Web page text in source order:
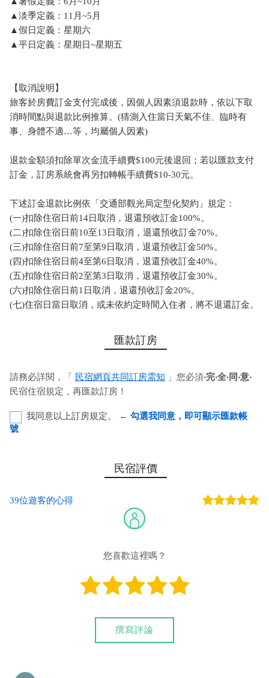
▲淡季定義：11月~5月
▲假日定義：星期六
▲平日定義：星期日~星期五
【取消說明】
旅客於房費訂金支付完成後，因個人因素須退款時，依以下取
消時間點與退款比例推算。(猜測入住當日天氣不佳、臨時有
事、身體不適…等，均屬個人因素)
退款金額須扣除單次金流手續費$100元後退回；若以匯款支付
訂金，訂房系統會再另扣轉帳手續費$10-30元。
下述訂金退款比例依「交通部觀光局定型化契約」規定：
(一)扣除住宿日前14日取消，退還預收訂金100%。
(二)扣除住宿日前10至13日取消，退還預收訂金70%。
(三)扣除住宿日前7至第9日取消，退還預收訂金50%。
(四)扣除住宿日前4至第6日取消，退還預收訂金40%。
(五)扣除住宿日前2至第3日取消，退還預收訂金30%。
(六)扣除住宿日前1日取消，退還預收訂金20%。
(七)住宿日當日取消，或未依約定時間入住者，將不退還訂金。
匯款訂房
請務必詳閱，「 民宿網頁共同訂房需知 」您必須‧完‧全‧同‧意‧
民宿住宿規定，再匯款訂房！
我同意以上訂房規定。
← 勾選我同意，即可顯示匯款帳
號
國泰世華銀行-桃園分行 代號：013 帳號：
03450575056 戶名：沈采蓉
您也可以利用這幾個常用的網路ATM匯款： [ 郵局ATM ]、 [彰銀
民宿評價
39位遊客的心得
您喜歡這裡嗎？
撰寫評論